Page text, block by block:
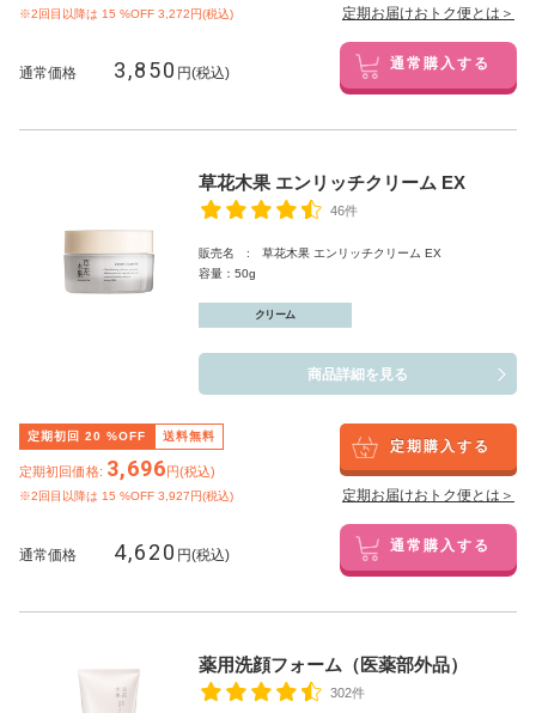
※2回目以降は 15 %OFF 3,272円(税込) 定期お届けおトク便とは＞
通常価格 3,850 円(税込) 通常購入する
草花木果 エンリッチクリーム EX
46件
販売名 : 草花木果 エンリッチクリーム EX
容量：50g
クリーム
商品詳細を見る
定期初回 20 %OFF 送料無料
定期初回価格: 3,696円(税込)
※2回目以降は 15 %OFF 3,927円(税込)
定期購入する
定期お届けおトク便とは＞
通常価格 4,620 円(税込) 通常購入する
薬用洗顔フォーム（医薬部外品）
302件